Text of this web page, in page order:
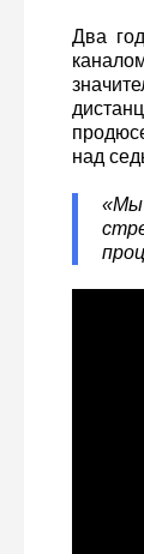
Два
над
«Мы